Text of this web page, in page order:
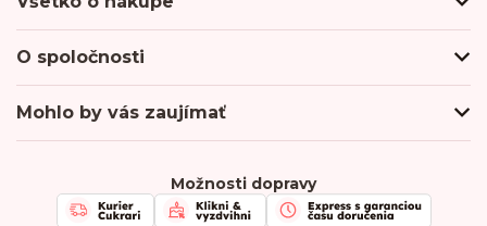
Obchodné podmienky
Doprava a platba
O spoločnosti
Hodnotenie obchodu
Mohlo by vás zaujímať
Chránená dielňa
Možnosti dopravy